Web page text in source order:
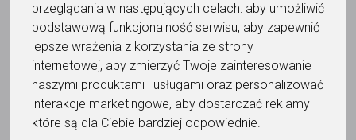
przeglądania w następujących celach: aby umożliwić
podstawową funkcjonalność serwisu, aby zapewnić
lepsze wrażenia z korzystania ze strony
internetowej, aby zmierzyć Twoje zainteresowanie
naszymi produktami i usługami oraz personalizować
interakcje marketingowe, aby dostarczać reklamy
które są dla Ciebie bardziej odpowiednie.
Do ulubionych
Oznacz wystąpienie kontaktu